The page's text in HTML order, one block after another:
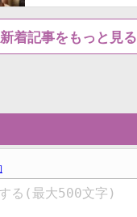
新着記事をもっと見る